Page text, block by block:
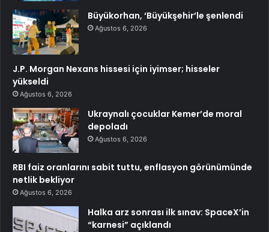
Büyükorhan, ‘Büyükşehir’le şenlendi
Ağustos 6, 2026
J.P. Morgan Nexans hissesi için iyimser; hisseler
yükseldi
Ağustos 6, 2026
Ukraynalı çocuklar Kemer’de moral
depoladı
Ağustos 6, 2026
RBI faiz oranlarını sabit tuttu, enflasyon görünümünde
netlik bekliyor
Ağustos 6, 2026
Halka arz sonrası ilk sınav: SpaceX’in
“karnesi” açıklandı